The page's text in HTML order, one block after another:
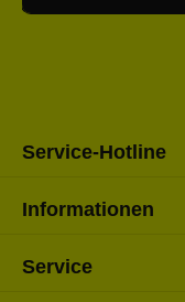
Service-Hotline
Informationen
Service